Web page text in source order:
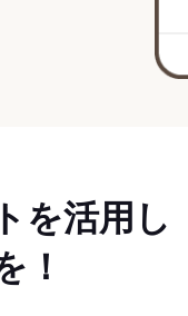
を活用し
！